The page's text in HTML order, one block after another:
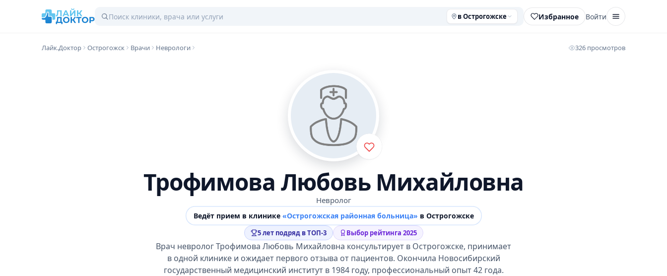
в Острогожске Избранное Войти
Лайк.Доктор Острогожск Врачи Неврологи 326 просмотров
Трофимова Любовь Михайловна
Невролог
Ведёт прием в клинике «Острогожская районная больница» в Острогожске
5 лет подряд в ТОП-3 Выбор рейтинга 2025
Врач невролог Трофимова Любовь Михайловна консультирует в Острогожске, принимает
в одной клинике и ожидает первого отзыва от пациентов. Окончила Новосибирский
государственный медицинский институт в 1984 году, профессиональный опыт 42 года.